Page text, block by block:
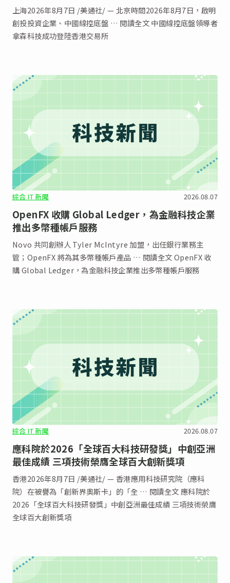
上海2026年8月7日 /美通社/ — 北京時間2026年8月7日，啟明
創投投資企業、中國線控底盤 … 閱讀全文 中國線控底盤領導者
拿森科技成功登陸香港交易所
綜合 IT 新聞 2026.08.07
OpenFX 收購 Global Ledger，為金融科技企業
推出多幣種帳戶服務
Novo 共同創辦人 Tyler McIntyre 加盟，出任銀行業務主
管；OpenFX 將為其多幣種帳戶產品 … 閱讀全文 OpenFX 收
購 Global Ledger，為金融科技企業推出多幣種帳戶服務
綜合 IT 新聞 2026.08.07
應科院於2026「全球百大科技研發獎」中創亞洲
最佳成績 三項技術榮膺全球百大創新獎項
香港2026年8月7日 /美通社/ — 香港應用科技研究院（應科
院）在被譽為「創新界奧斯卡」的「全 … 閱讀全文 應科院於
2026「全球百大科技研發獎」中創亞洲最佳成績 三項技術榮膺
全球百大創新獎項